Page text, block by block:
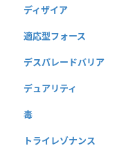
ディザイア
適応型フォース
デスパレードバリア
デュアリティ
毒
トライレゾナンス